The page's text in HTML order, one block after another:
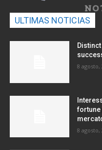
ULTIMAS NOTICIAS
8 agosto,
fortune
8 agosto,